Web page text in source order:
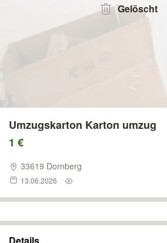
Anzeige aufgebenGelöscht
Umzugskarton Karton umzug
1 €
33619 Dornberg
13.06.2026